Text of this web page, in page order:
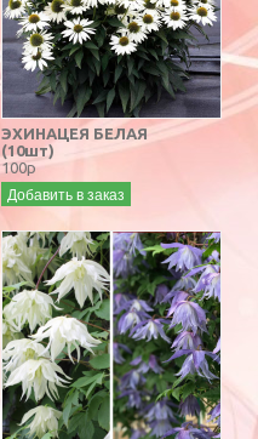
ЭХИНАЦЕЯ БЕЛАЯ
(10шт)
100р
Добавить в заказ